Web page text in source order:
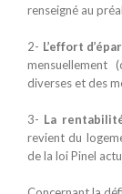
renseigné au
2- L’effort
mensuellement
diverses et des
3- La
revient du
de la loi Pinel